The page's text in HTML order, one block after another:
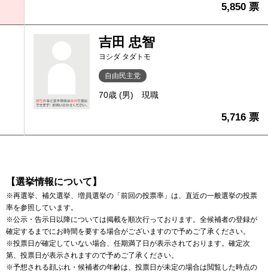
5,850 票
吉田 忠智
ヨシダ タダトモ
自由民主党
70歳 (男) 現職
5,716 票
【選挙情報について】
※再選挙、補欠選挙、増員選挙の「前回の投票率」は、直近の一般選挙の投票
率を参照しています。
※公示・告示日以降については掲載を順次行っております。全候補者の登録が
確定するまでにお時間を要する場合がございますので予めご了承ください。
※投票日が確定していない場合、任期満了日が表示されております。確定次
第、投票日が表示されますので予めご了承ください。
※予想される顔ぶれ・候補者の年齢は、投票日が未定の場合は閲覧した時点の